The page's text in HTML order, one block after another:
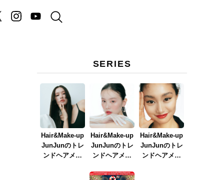
SERIES
Hair&Make-up
JunJunのトレ
ンドヘアメイ
Hair&Make-up
JunJunのトレ
ンドヘアメイ
イク
Hair&Make-up
JunJunのトレ
ンドヘアメイ